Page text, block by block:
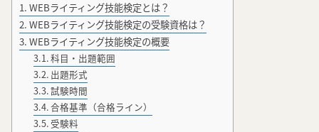
WEBライティング技能検定とは？
WEBライティング技能検定の受験資格は？
WEBライティング技能検定の概要
科目・出題範囲
出題形式
試験時間
合格基準（合格ライン）
受験料